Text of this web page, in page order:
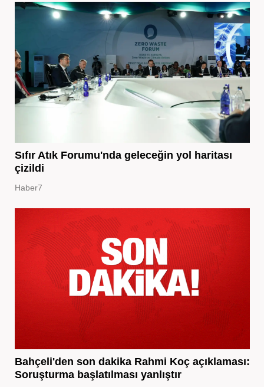
Sıfır Atık Forumu'nda geleceğin yol haritası
çizildi
Haber7
Bahçeli'den son dakika Rahmi Koç açıklaması:
Soruşturma başlatılması yanlıştır